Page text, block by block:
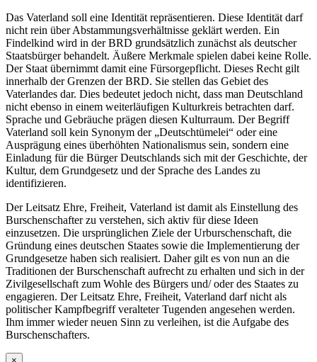
Das Vaterland soll eine Identität repräsentieren. Diese Identität darf
nicht rein über Abstammungsverhältnisse geklärt werden. Ein
Findelkind wird in der BRD grundsätzlich zunächst als deutscher
Staatsbürger behandelt. Äußere Merkmale spielen dabei keine Rolle.
Der Staat übernimmt damit eine Fürsorgepflicht. Dieses Recht gilt
innerhalb der Grenzen der BRD. Sie stellen das Gebiet des
Vaterlandes dar. Dies bedeutet jedoch nicht, dass man Deutschland
nicht ebenso in einem weiterläufigen Kulturkreis betrachten darf.
Sprache und Gebräuche prägen diesen Kulturraum. Der Begriff
Vaterland soll kein Synonym der „Deutschtümelei“ oder eine
Ausprägung eines überhöhten Nationalismus sein, sondern eine
Einladung für die Bürger Deutschlands sich mit der Geschichte, der
Kultur, dem Grundgesetz und der Sprache des Landes zu
identifizieren.
Der Leitsatz Ehre, Freiheit, Vaterland ist damit als Einstellung des
Burschenschafter zu verstehen, sich aktiv für diese Ideen
einzusetzen. Die ursprünglichen Ziele der Urburschenschaft, die
Gründung eines deutschen Staates sowie die Implementierung der
Grundgesetze haben sich realisiert. Daher gilt es von nun an die
Traditionen der Burschenschaft aufrecht zu erhalten und sich in der
Zivilgesellschaft zum Wohle des Bürgers und/ oder des Staates zu
engagieren. Der Leitsatz Ehre, Freiheit, Vaterland darf nicht als
politischer Kampfbegriff veralteter Tugenden angesehen werden.
Ihm immer wieder neuen Sinn zu verleihen, ist die Aufgabe des
Burschenschafters.